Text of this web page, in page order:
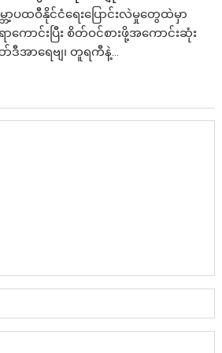
ဘာ့ပထဝီနိုင်ငံရေးပြောင်းလဲမှုတွေထဲမှာ
ောင်းပြီး စိတ်ဝင်စားဖို့အကောင်းဆုံး
ဒီအာရေဗျ၊ တူရကီနဲ့...